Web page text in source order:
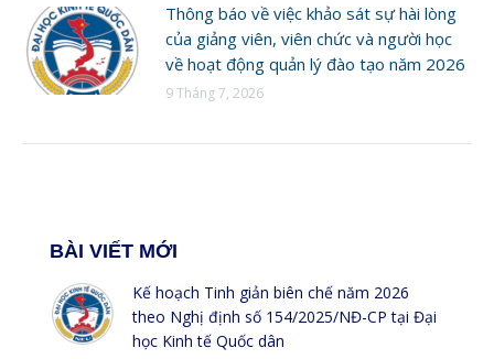
Thông báo về việc khảo sát sự hài lòng
của giảng viên, viên chức và người học
về hoạt động quản lý đào tạo năm 2026
9 Tháng 7, 2026
BÀI VIẾT MỚI
Kế hoạch Tinh giản biên chế năm 2026
theo Nghị định số 154/2025/NĐ-CP tại Đại
học Kinh tế Quốc dân